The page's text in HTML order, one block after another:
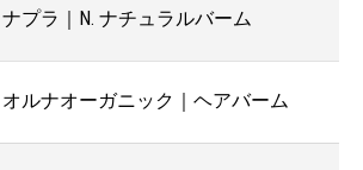
ナプラ｜N. ナチュラルバーム
オルナオーガニック｜ヘアバーム